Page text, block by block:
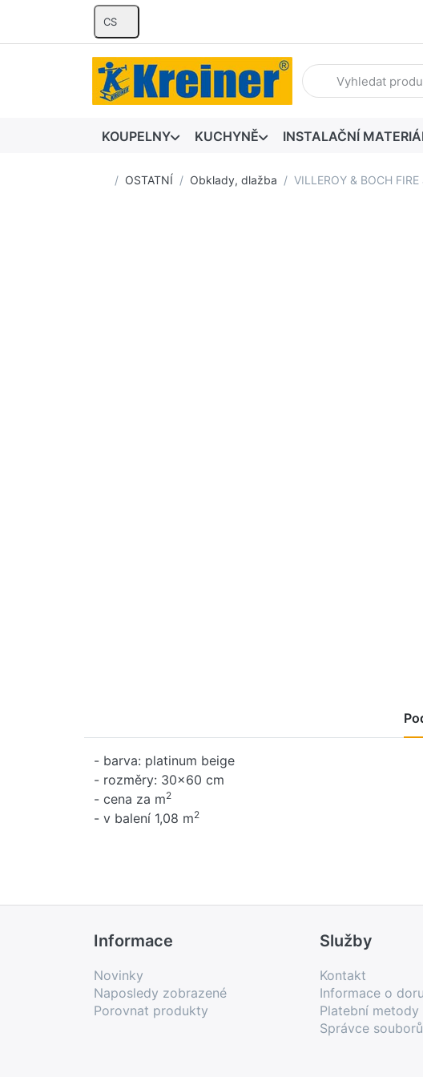
CS
Zadejte hledaný
KOUPELNY KUCHYNĚ INSTALAČNÍ
Domovská stránka
OSTATNÍ Obklady, dlažba VILLEROY & BOCH
- barva: platinum beige
- rozměry: 30x60 cm
- cena za m2
- v balení 1,08 m2
Informace
Novinky
Naposledy zobrazené
Porovnat produkty
Služby
Kontakt
Informace o
Platební metody
Správce